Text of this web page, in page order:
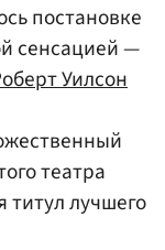
постановке
сенсацией —
Уилсон
театра
титул лучшего